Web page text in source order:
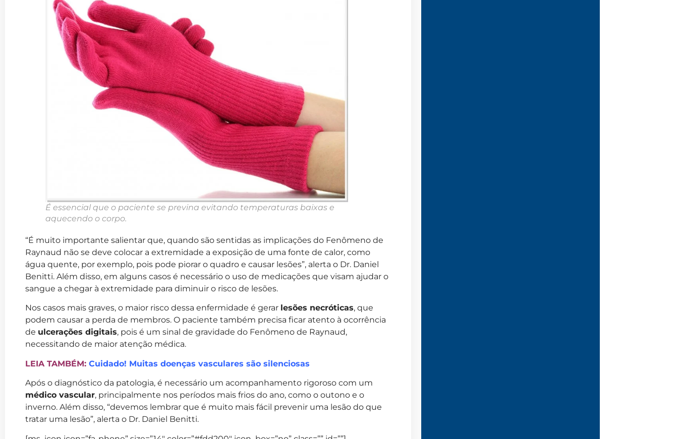
É essencial que o paciente se previna evitando temperaturas baixas e
aquecendo o corpo.
“É muito importante salientar que, quando são sentidas as implicações do Fenômeno de
Raynaud não se deve colocar a extremidade a exposição de uma fonte de calor, como
água quente, por exemplo, pois pode piorar o quadro e causar lesões”, alerta o Dr. Daniel
Benitti. Além disso, em alguns casos é necessário o uso de medicações que visam ajudar o
sangue a chegar à extremidade para diminuir o risco de lesões.
Nos casos mais graves, o maior risco dessa enfermidade é gerar lesões necróticas, que
podem causar a perda de membros. O paciente também precisa ficar atento à ocorrência
de ulcerações digitais, pois é um sinal de gravidade do Fenômeno de Raynaud,
necessitando de maior atenção médica.
LEIA TAMBÉM: Cuidado! Muitas doenças vasculares são silenciosas
Após o diagnóstico da patologia, é necessário um acompanhamento rigoroso com um
médico vascular, principalmente nos períodos mais frios do ano, como o outono e o
inverno. Além disso, “devemos lembrar que é muito mais fácil prevenir uma lesão do que
tratar uma lesão”, alerta o Dr. Daniel Benitti.